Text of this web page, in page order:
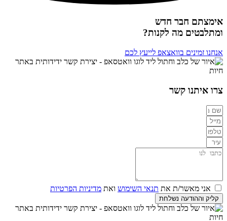
אימצתם חבר חדש
ומתלבטים מה לקנות?
אנחנו זמינים בוואצאפ לייעץ לכם
צרו איתנו קשר
אני מאשר/ת את תנאי השימוש ואת מדיניות הפרטיות
קליק וההודעה נשלחת